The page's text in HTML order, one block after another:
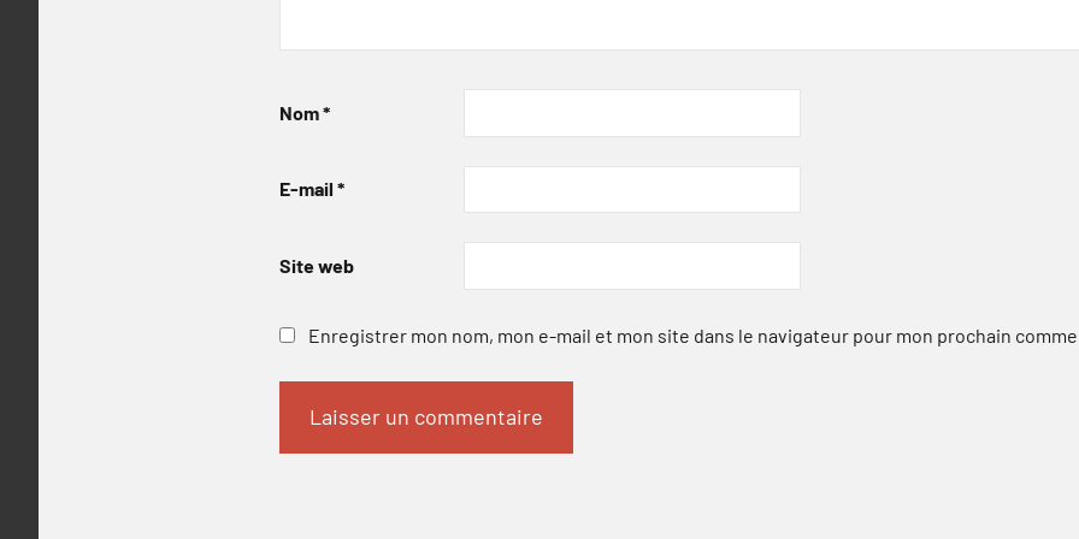
Nom*
E-mail *
Site web
Enregistrer mon nom, mon e-mail et mon site dans le navigateur pour mon prochain